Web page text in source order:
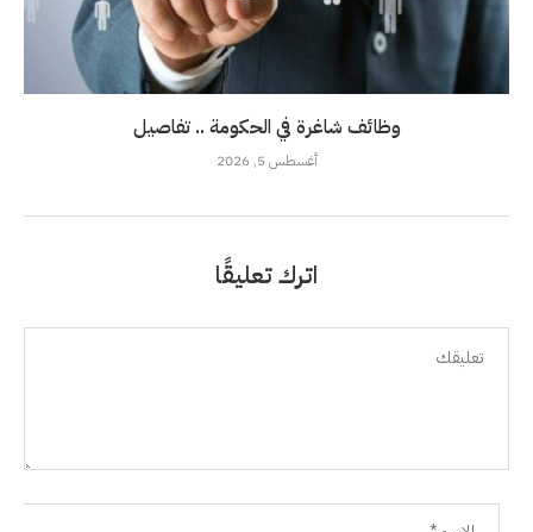
وظائف شاغرة في الحكومة .. تفاصيل
أغسطس 5, 2026
اترك تعليقًا